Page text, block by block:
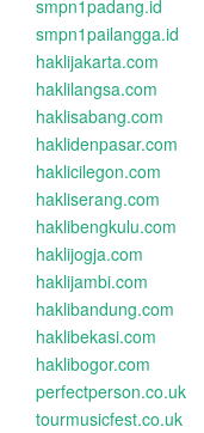
smpn1padang.id
smpn1pailangga.id
haklijakarta.com
haklilangsa.com
haklisabang.com
haklidenpasar.com
haklicilegon.com
hakliserang.com
haklibengkulu.com
haklijogja.com
haklijambi.com
haklibandung.com
haklibekasi.com
haklibogor.com
perfectperson.co.uk
tourmusicfest.co.uk